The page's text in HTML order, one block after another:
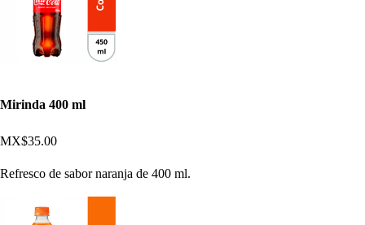
Mirinda 400 ml
MX$35.00
Refresco de sabor naranja de 400 ml.